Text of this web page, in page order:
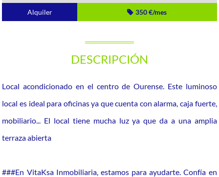
Alquiler 350 €/mes
DESCRIPCIÓN
Local acondicionado en el centro de Ourense. Este luminoso
local es ideal para oficinas ya que cuenta con alarma, caja fuerte,
mobiliario... El local tiene mucha luz ya que da a una amplia
terraza abierta
###En VitaKsa Inmobiliaria, estamos para ayudarte. Confía en